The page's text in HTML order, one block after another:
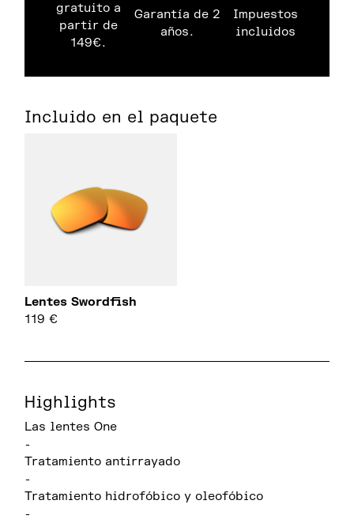
gratuito a
partir de
149€.
Garantía de 2
años.
Impuestos
incluidos
Incluido en el paquete
Lentes Swordfish
119 €
Highlights
Las lentes One
-
Tratamiento antirrayado
-
Tratamiento hidrofóbico y oleofóbico
-